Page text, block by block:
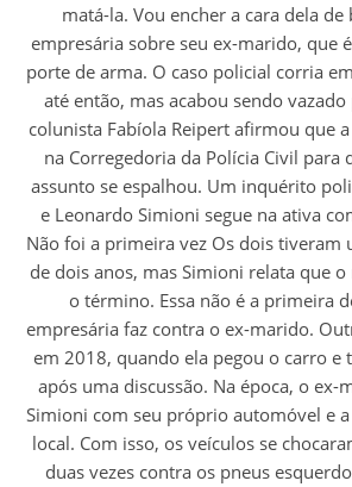
matá-la. Vou encher a cara dela de
empresária sobre seu ex-marido, que
porte de arma. O caso policial corria
até então, mas acabou sendo
colunista Fabíola Reipert afirmou que
na Corregedoria da Polícia Civil para
assunto se espalhou. Um inquérito
e Leonardo Simioni segue na ativa
Não foi a primeira vez Os dois tiveram
de dois anos, mas Simioni relata que o
o término. Essa não é a primeira
empresária faz contra o ex-marido.
em 2018, quando ela pegou o carro e
após uma discussão. Na época, o ex-
Simioni com seu próprio automóvel e
local. Com isso, os veículos se
duas vezes contra os pneus